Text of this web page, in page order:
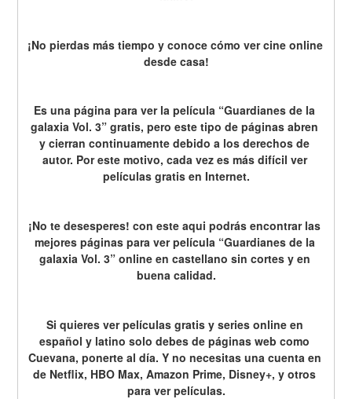
¡No pierdas más tiempo y conoce cómo ver cine online
desde casa!
Es una página para ver la película “Guardianes de la
galaxia Vol. 3” gratis, pero este tipo de páginas abren
y cierran continuamente debido a los derechos de
autor. Por este motivo, cada vez es más difícil ver
películas gratis en Internet.
¡No te desesperes! con este aqui podrás encontrar las
mejores páginas para ver película “Guardianes de la
galaxia Vol. 3” online en castellano sin cortes y en
buena calidad.
Si quieres ver películas gratis y series online en
español y latino solo debes de páginas web como
Cuevana, ponerte al día. Y no necesitas una cuenta en
de Netflix, HBO Max, Amazon Prime, Disney+, y otros
para ver películas.